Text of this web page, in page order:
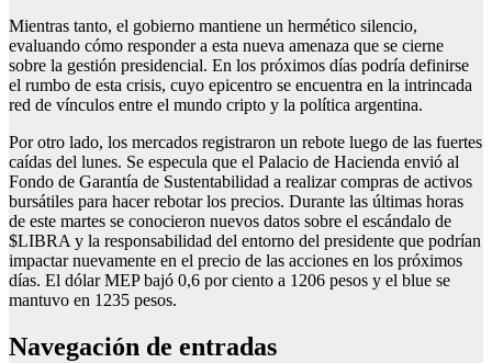
Mientras tanto, el gobierno mantiene un hermético silencio,
evaluando cómo responder a esta nueva amenaza que se cierne
sobre la gestión presidencial. En los próximos días podría definirse
el rumbo de esta crisis, cuyo epicentro se encuentra en la intrincada
red de vínculos entre el mundo cripto y la política argentina.
Por otro lado, los mercados registraron un rebote luego de las fuertes
caídas del lunes. Se especula que el Palacio de Hacienda envió al
Fondo de Garantía de Sustentabilidad a realizar compras de activos
bursátiles para hacer rebotar los precios. Durante las últimas horas
de este martes se conocieron nuevos datos sobre el escándalo de
$LIBRA y la responsabilidad del entorno del presidente que podrían
impactar nuevamente en el precio de las acciones en los próximos
días. El dólar MEP bajó 0,6 por ciento a 1206 pesos y el blue se
mantuvo en 1235 pesos.
Navegación de entradas